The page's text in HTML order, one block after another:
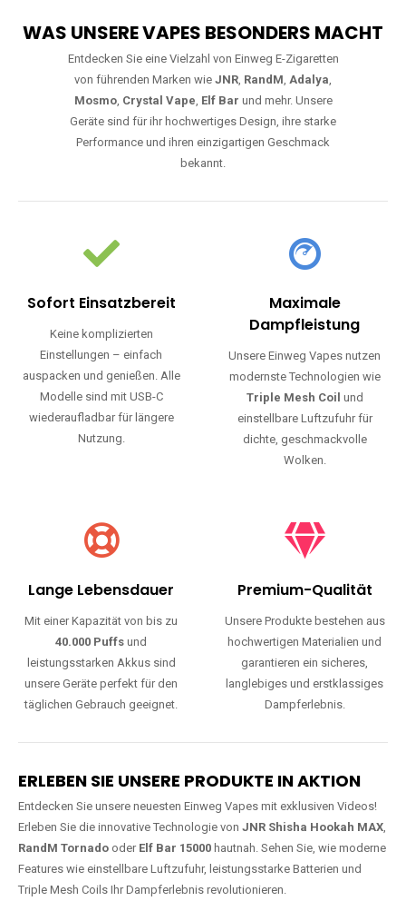
WAS UNSERE VAPES BESONDERS MACHT
Entdecken Sie eine Vielzahl von Einweg E-Zigaretten
von führenden Marken wie JNR, RandM, Adalya,
Mosmo, Crystal Vape, Elf Bar und mehr. Unsere
Geräte sind für ihr hochwertiges Design, ihre starke
Performance und ihren einzigartigen Geschmack
bekannt.
Sofort Einsatzbereit
Keine komplizierten
Einstellungen – einfach
auspacken und genießen. Alle
Modelle sind mit USB-C
wiederaufladbar für längere
Nutzung.
Maximale
Dampfleistung
Unsere Einweg Vapes nutzen
modernste Technologien wie
Triple Mesh Coil und
einstellbare Luftzufuhr für
dichte, geschmackvolle
Wolken.
Lange Lebensdauer
Mit einer Kapazität von bis zu
40.000 Puffs und
leistungsstarken Akkus sind
unsere Geräte perfekt für den
täglichen Gebrauch geeignet.
Premium-Qualität
Unsere Produkte bestehen aus
hochwertigen Materialien und
garantieren ein sicheres,
langlebiges und erstklassiges
Dampferlebnis.
ERLEBEN SIE UNSERE PRODUKTE IN AKTION
Entdecken Sie unsere neuesten Einweg Vapes mit exklusiven Videos!
Erleben Sie die innovative Technologie von JNR Shisha Hookah MAX,
RandM Tornado oder Elf Bar 15000 hautnah. Sehen Sie, wie moderne
Features wie einstellbare Luftzufuhr, leistungsstarke Batterien und
Triple Mesh Coils Ihr Dampferlebnis revolutionieren.